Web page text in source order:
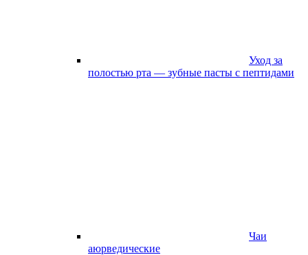
Уход за
полостью рта — зубные пасты с пептидами
Чаи
аюрведические